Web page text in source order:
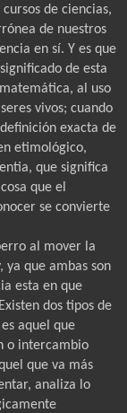
cursos de ciencias,
de nuestros
en sí. Y es que
de esta
al uso
vivos; cuando
exacta de
etimológico,
que significa
que el
se convierte
al mover la
ya que ambas son
esta en que
dos tipos de
aquel que
o intercambio
que va más
analiza lo